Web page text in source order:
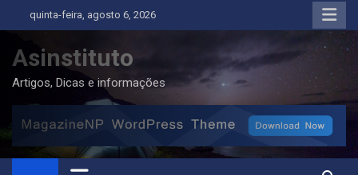
to
content
quinta-feira, agosto 6, 2026
Asinstituto
Artigos, Dicas e informações